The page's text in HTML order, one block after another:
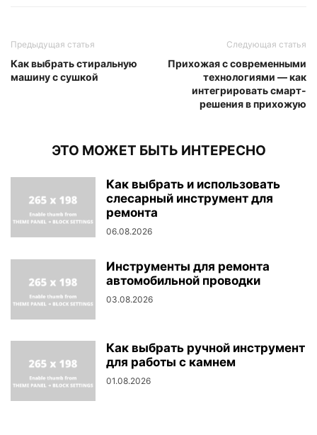
Предыдущая статья
Как выбрать стиральную
машину с сушкой
Следующая статья
Прихожая с современными
технологиями — как
интегрировать смарт-
решения в прихожую
ЭТО МОЖЕТ БЫТЬ ИНТЕРЕСНО
Как выбрать и использовать
слесарный инструмент для
ремонта
06.08.2026
Инструменты для ремонта
автомобильной проводки
03.08.2026
Как выбрать ручной инструмент
для работы с камнем
01.08.2026